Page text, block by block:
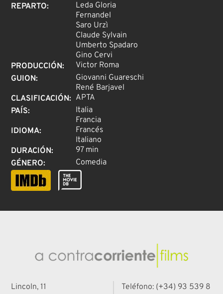
REPARTO:
Leda Gloria
Fernandel
Saro Urzì
Claude Sylvain
Umberto Spadaro
Gino Cervi
PRODUCCIÓN:
Victor Roma
GUION:
Giovanni Guareschi
René Barjavel
CLASIFICACIÓN: APTA
PAÍS:
Italia
Francia
IDIOMA:
Francés
Italiano
DURACIÓN:
97 min
GÉNERO: Comedia
Lincoln, 11
Teléfono: (+34) 93 539 8